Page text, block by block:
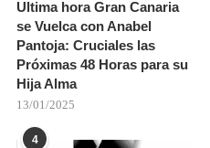
Ultima hora Gran Canaria
se Vuelca con Anabel
Pantoja: Cruciales las
Próximas 48 Horas para su
Hija Alma
13/01/2025
4